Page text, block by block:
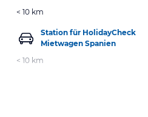
< 10 km
Station für HolidayCheck
Mietwagen Spanien
< 10 km